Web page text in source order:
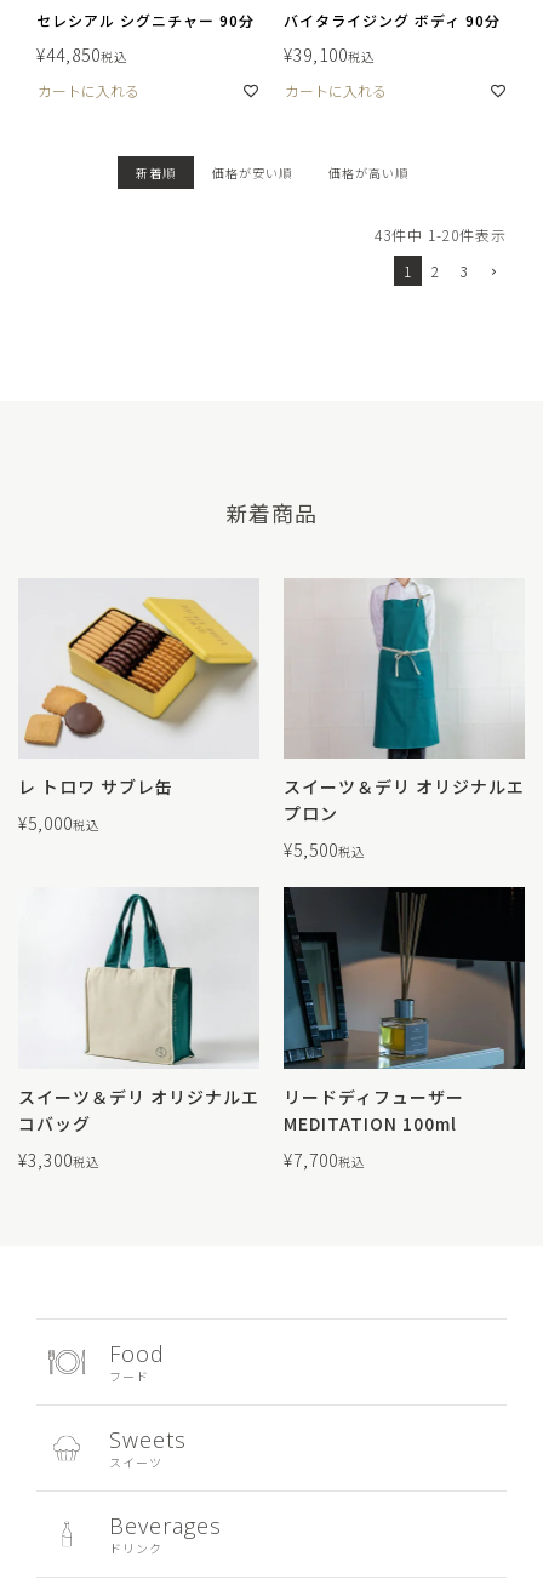
セレシアル シグニチャー 90分
¥44,850税込
カートに入れる
バイタライジング ボディ 90分
¥39,100税込
カートに入れる
新着順 価格が安い順 価格が高い順
43件中 1-20件表示
1
2 3
新着商品
レ トロワ サブレ缶
¥5,000税込
スイーツ＆デリ オリジナルエ
プロン
¥5,500税込
スイーツ＆デリ オリジナルエ
コバッグ
¥3,300税込
リードディフューザー
MEDITATION 100ml
¥7,700税込
Food
フード
Sweets
スイーツ
Beverages
ドリンク